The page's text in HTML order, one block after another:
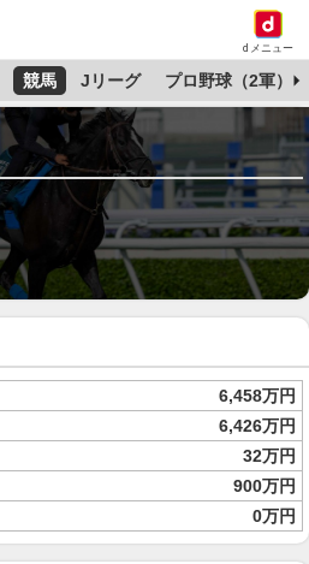
dメニュー
競馬 Jリーグ プロ野球（2軍）
6,458万円
6,426万円
32万円
900万円
0万円